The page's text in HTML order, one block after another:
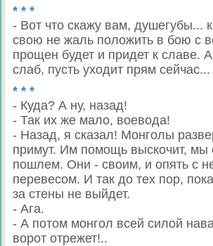
* * *
- Вот что скажу вам, душегубы...
свою не жаль положить в бою с
прощен будет и придет к славе.
слаб, пусть уходит прям сейчас...
* * *
- Куда? А ну, назад!
- Так их же мало, воевода!
- Назад, я сказал! Монголы
примут. Им помощь выскочит, мы
пошлем. Они - своим, и опять с
перевесом. И так до тех пор,
за стены не выйдет.
- Ага.
- А потом монгол всей силой
ворот отрежет!..